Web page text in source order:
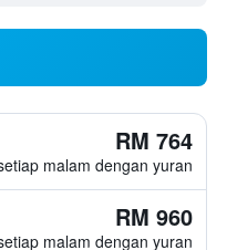
RM 764
malam dengan yuran
RM 960
malam dengan yuran